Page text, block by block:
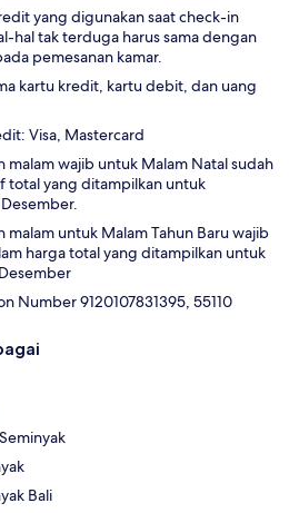
yang digunakan saat check-in
hal tak terduga harus sama dengan
pemesanan kamar.
kartu kredit, kartu debit, dan uang
Visa, Mastercard
malam wajib untuk Malam Natal sudah
total yang ditampilkan untuk
malam untuk Malam Tahun Baru wajib
harga total yang ditampilkan untuk
Number 9120107831395, 55110
Bali